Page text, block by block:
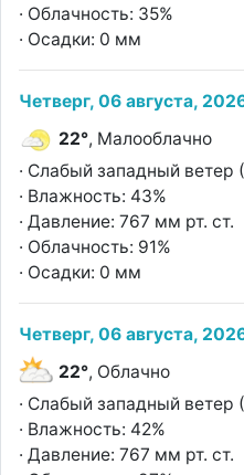
· Облачность: 35%
· Осадки: 0 мм
Четверг, 06 августа,
22°, Малооблачно
· Слабый западный ветер
· Влажность: 43%
· Давление: 767 мм рт. ст.
· Облачность: 91%
· Осадки: 0 мм
Четверг, 06 августа,
22°, Облачно
· Слабый западный ветер
· Влажность: 42%
· Давление: 767 мм рт. ст.